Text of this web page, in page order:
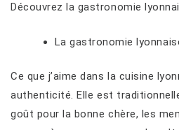
Découvrez la gastronomie
La gastronomie
Ce que j’aime dans la cuisine
authenticité. Elle est
goût pour la bonne chère, les